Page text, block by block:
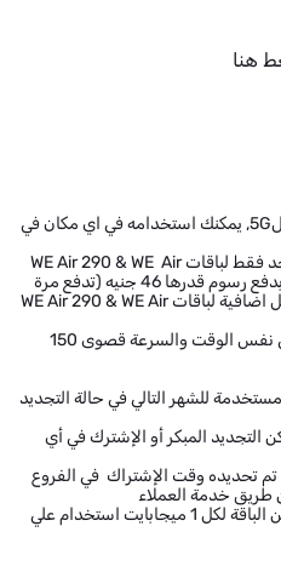
هنا
جهاز الراوتر WE Air ال4G و ال5G, يمكنك استخدامه في اي مكان في
يمكن استخدامه في مكان واحد فقط لباقات WE Air 290 & WE Air
460 مع امكانية قيام العميل بدفع رسوم قدرها 46 جنيه (تدفع مرة
واحدة) و اضافة منطقة تشغيل اضافية لباقات WE Air 290 & WE Air
يمكن تشغيل حتى 32 جهاز في نفس الوقت والسرعة قصوى 150
للشهر التالي في حالة التجديد
التجديد المبكر أو الإشترك في أي
تم تحديده وقت الإشتراك في الفروع
طريق خدمة العملاء
يتم خصم خصم 1 ميجابايت من الباقة لكل 1 ميجابايت استخدام علي